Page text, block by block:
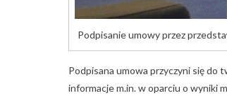
Podpisanie umowy przez
Podpisana umowa przyczyni się do
informacje m.in. w oparciu o wyniki